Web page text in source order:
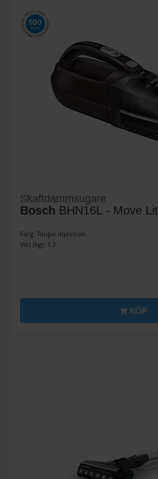
Skaftdammsugare
Bosch BHN16L - Move
Färg: Taupe injection
Vikt (kg): 1.2
KÖP